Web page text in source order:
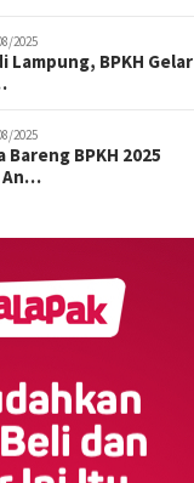
2025
Lampung, BPKH Gelar
2025
Bareng BPKH 2025
An…